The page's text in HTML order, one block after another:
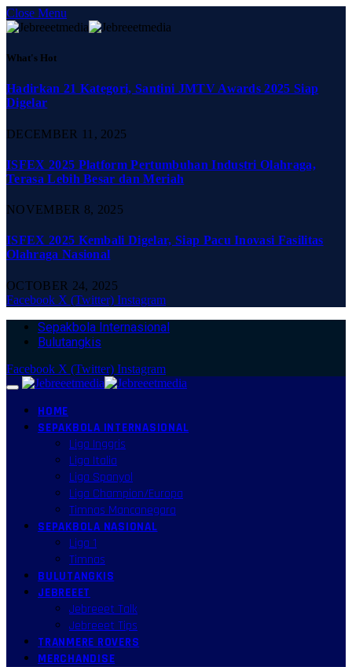
Close Menu
What's Hot
Hadirkan 21 Kategori, Santini JMTV Awards 2025 Siap
Digelar
DECEMBER 11, 2025
ISFEX 2025 Platform Pertumbuhan Industri Olahraga,
Terasa Lebih Besar dan Meriah
NOVEMBER 8, 2025
ISFEX 2025 Kembali Digelar, Siap Pacu Inovasi Fasilitas
Olahraga Nasional
OCTOBER 24, 2025
Facebook X (Twitter) Instagram
Sepakbola Internasional
Bulutangkis
Facebook X (Twitter) Instagram
HOME
SEPAKBOLA INTERNASIONAL
Liga Inggris
Liga Italia
Liga Spanyol
Liga Champion/Europa
Timnas Mancanegara
SEPAKBOLA NASIONAL
Liga 1
Timnas
BULUTANGKIS
JEBREEET
Jebreeet Talk
Jebreeet Tips
TRANMERE ROVERS
MERCHANDISE